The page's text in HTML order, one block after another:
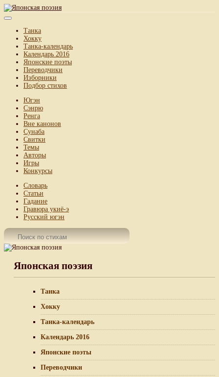
Танка
Хокку
Танка-календарь
Календарь 2016
Японские поэты
Переводчики
Изборники
Подбор стихов
Югэн
Сэнрю
Ренга
Вне канонов
Сунаба
Свитки
Темы
Авторы
Игры
Конкурсы
Словарь
Статьи
Гадание
Гравюра укиё-э
Русский югэн
Японская поэзия
Танка
Хокку
Танка-календарь
Календарь 2016
Японские поэты
Переводчики